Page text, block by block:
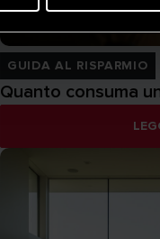
GUIDA AL RISPARMIO
Quanto consuma